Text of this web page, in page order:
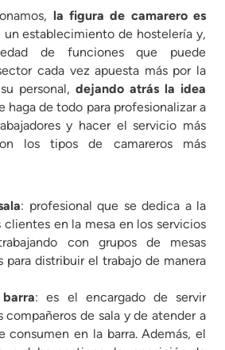
la figura de camarero es
establecimiento de hostelería y,
de funciones que puede
cada vez apuesta más por la
personal, dejando atrás la idea
haga de todo para profesionalizar a
y hacer el servicio más
los tipos de camareros más
: profesional que se dedica a la
en la mesa en los servicios
con grupos de mesas
para distribuir el trabajo de manera
: es el encargado de servir
compañeros de sala y de atender a
consumen en la barra. Además, el